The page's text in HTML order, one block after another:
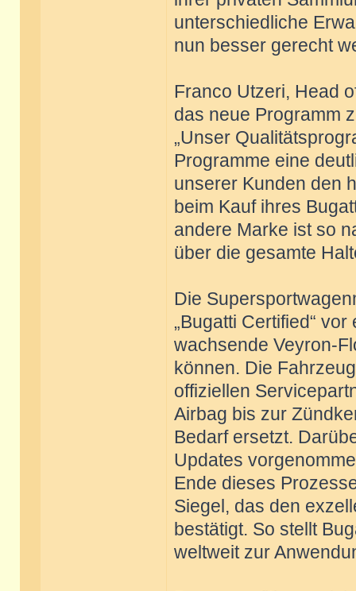
unterschiedliche
nun besser gerecht
Franco Utzeri, Head
das neue Programm
„Unser
Programme eine
unserer Kunden den
beim Kauf ihres
andere Marke ist so
über die gesamte
Die
„Bugatti Certified“
wachsende Veyron-
können. Die
offiziellen
Airbag bis zur
Bedarf ersetzt.
Updates
Ende dieses
Siegel, das den
bestätigt. So stellt
weltweit zur